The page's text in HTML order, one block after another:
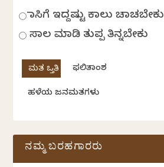
ಹಾಸಿಗೆ ಇದ್ದಷ್ಟು ಕಾಲು ಚಾಚಬೇಕು
ಸಾಲ ಮಾಡಿ ತುಪ್ಪ ತಿನ್ನಬೇಕು
ಫಲಿತಾಂಶ
ಹಳೆಯ ಜನಮತಗಳು
ನಮ್ಮ ಬರಹಗಾರರು